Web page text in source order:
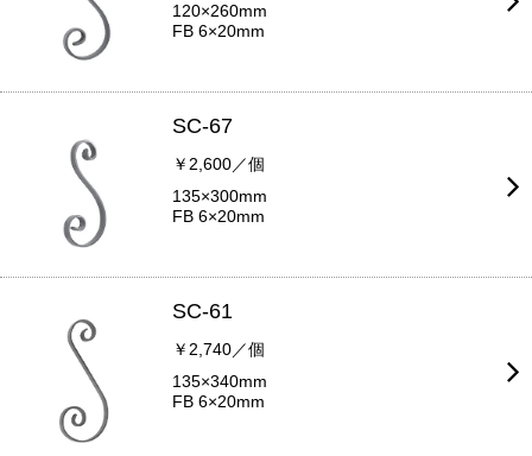
120×260mm
FB 6×20mm
SC-67
￥2,600／個
135×300mm
FB 6×20mm
SC-61
￥2,740／個
135×340mm
FB 6×20mm